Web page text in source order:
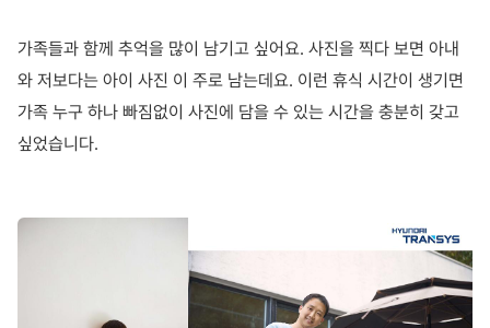
가족들과 함께 추억을 많이 남기고 싶어요. 사진을 찍다 보면 아내
와 저보다는 아이 사진 이 주로 남는데요. 이런 휴식 시간이 생기면
가족 누구 하나 빠짐없이 사진에 담을 수 있는 시간을 충분히 갖고
싶었습니다.